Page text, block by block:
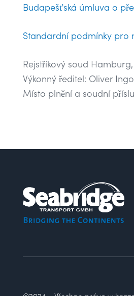
Budapešťská úmluva o
Standardní podmínky pro
Rejstříkový soud
Výkonný ředitel: Oliver
Místo plnění a soudní